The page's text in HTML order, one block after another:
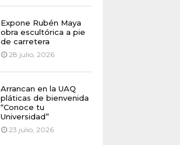
Expone Rubén Maya
obra escultórica a pie
de carretera
28 julio, 2026
Arrancan en la UAQ
pláticas de bienvenida
“Conoce tu
Universidad”
23 julio, 2026